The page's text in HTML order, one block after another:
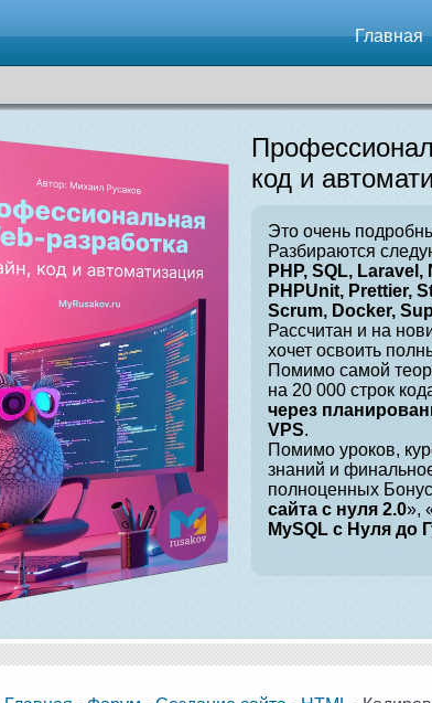
Главная
код и
Это очень
Разбираются
PHP, SQL,
PHPUnit, Prettier,
Scrum, Docker,
Рассчитан и на
хочет освоить
Помимо самой
на 20 000 строк
через
VPS.
Помимо уроков,
знаний и
полноценных
сайта с нуля 2.0»,
MySQL с Нуля до